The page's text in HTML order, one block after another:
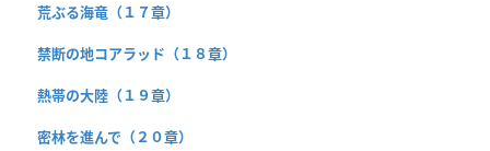
荒ぶる海竜（１７章）
禁断の地コアラッド（１８章）
熱帯の大陸（１９章）
密林を進んで（２０章）